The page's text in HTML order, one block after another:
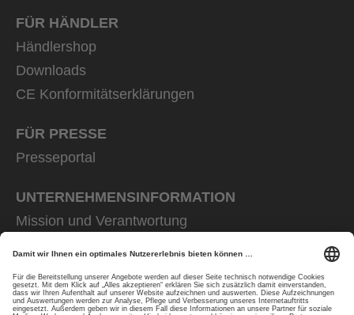
FÜR HÄNDLER
Händlershop
Downloads
CE Konformitätserklärungen
FÜR PRESSE
Presseportal
UNTERNEHMENS­INFORMATION
Mission und Verantwortung
Rainer Winter Stiftung